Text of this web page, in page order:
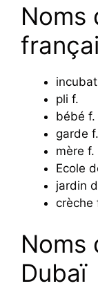
Noms
pli f.
bébé f.
garde f.
mère f.
Ecole
jardin
crèche
Noms
Dubaï